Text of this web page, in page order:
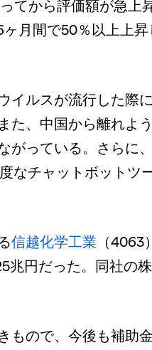
てから評価額が急
月間で50％以上上
イルスが流行した際
た、中国から離れよ
がっている。さらに
なチャットボット
信越化学工業 （4063
兆円だった。同社の
もので、今後も補助